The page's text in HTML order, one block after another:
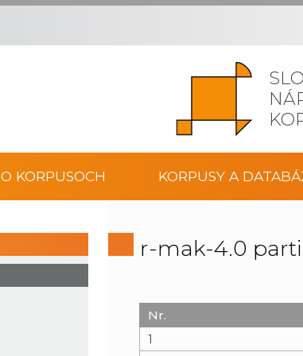
O KORPUSOCH KORPUSY A
r-mak-4.0
Nr.
1